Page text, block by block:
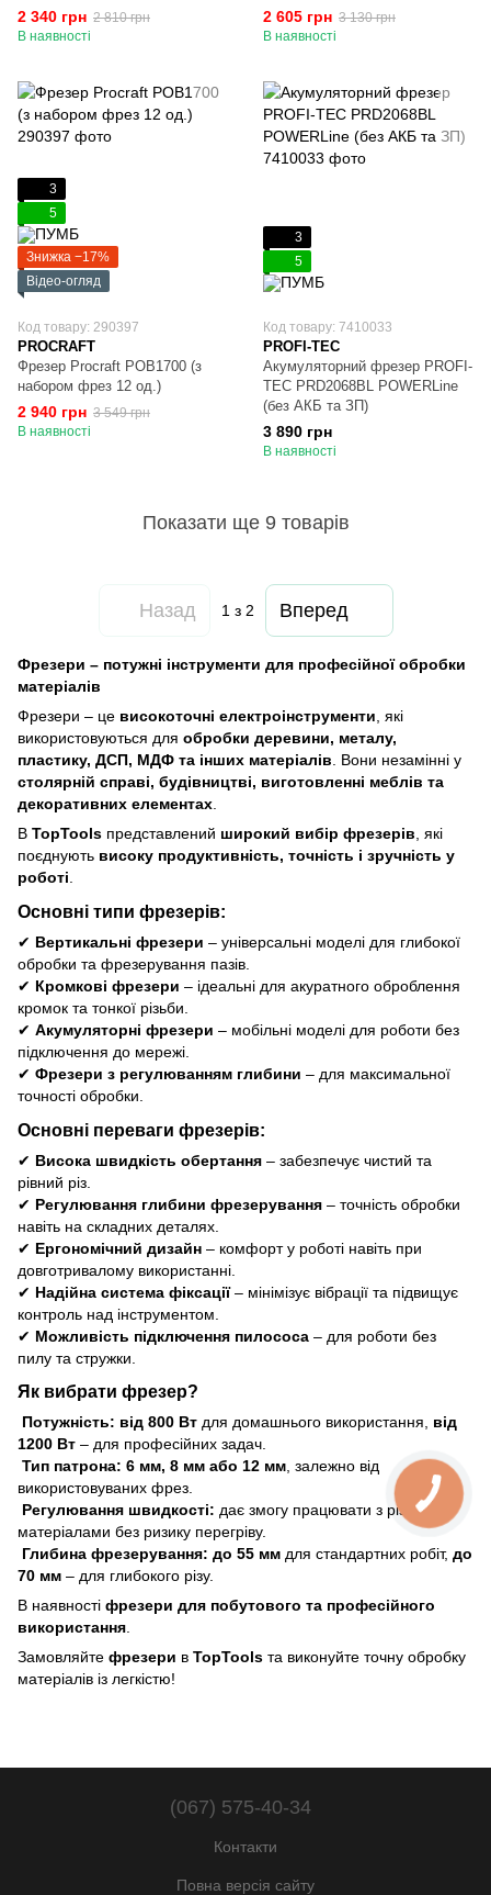
2 340 грн 2 810 грн
В наявності
2 605 грн 3 130 грн
В наявності
3
5
Знижка −17%
Відео-огляд
Код товару: 290397
PROCRAFT
Фрезер Procraft POB1700 (з
набором фрез 12 од.)
2 940 грн 3 549 грн
В наявності
3
5
Код товару: 7410033
PROFI-TEC
Акумуляторний фрезер PROFI-
TEC PRD2068BL POWERLine
(без АКБ та ЗП)
3 890 грн
В наявності
Показати ще 9 товарів
Назад 1 з 2 Вперед
Фрезери – потужні інструменти для професійної обробки
матеріалів
Фрезери – це високоточні електроінструменти , які
використовуються для обробки деревини, металу,
пластику, ДСП, МДФ та інших матеріалів . Вони незамінні у
столярній справі, будівництві, виготовленні меблів та
декоративних елементах
В TopTools представлений широкий вибір фрезерів , які
поєднують високу продуктивність, точність і зручність у
роботі
Основні типи фрезерів:
✔ Вертикальні фрезери – універсальні моделі для глибокої
обробки та фрезерування пазів.
✔ Кромкові фрезери – ідеальні для акуратного оброблення
кромок та тонкої різьби.
✔ Акумуляторні фрезери – мобільні моделі для роботи без
підключення до мережі.
✔ Фрезери з регулюванням глибини – для максимальної
точності обробки.
Основні переваги фрезерів:
✔ Висока швидкість обертання – забезпечує чистий та
рівний різ.
✔ Регулювання глибини фрезерування – точність обробки
навіть на складних деталях.
✔ Ергономічний дизайн – комфорт у роботі навіть при
довготривалому використанні.
✔ Надійна система фіксації– мінімізує вібрації та підвищує
контроль над інструментом.
✔ Можливість підключення пилососа – для роботи без
пилу та стружки.
Як вибрати фрезер?
Потужність: від 800 Вт для домашнього використання, від
1200 Вт – для професійних задач.
Тип патрона: 6 мм, 8 мм або 12 мм, залежно від
використовуваних фрез.
Регулювання швидкості: дає змогу працювати з різними
матеріалами без ризику перегріву.
Глибина фрезерування: до 55 мм для стандартних робіт, до
70 мм – для глибокого різу.
В наявності фрезери для побутового та професійного
використання.
Замовляйте фрезери в TopTools та виконуйте точну обробку
матеріалів із легкістю!
(067) 575-40-34
Контакти
Повна версія сайту